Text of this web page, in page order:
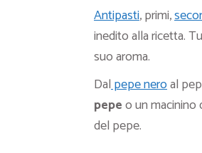
Antipasti, primi,
inedito alla ricetta.
suo aroma.
Dalpepe neroal
pepeo un macinino
del pepe.